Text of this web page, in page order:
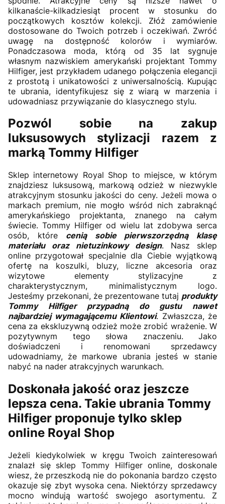
kilkanaście-kilkadziesiąt procent w stosunku do
początkowych kosztów kolekcji. Złóż zamówienie
dostosowane do Twoich potrzeb i oczekiwań. Zwróć
uwagę na dostępność kolorów i wymiarów.
Ponadczasowa moda, którą od 35 lat sygnuje
własnym nazwiskiem amerykański projektant Tommy
Hilfiger, jest przykładem udanego połączenia elegancji
z prostotą i unikatowości z uniwersalnością. Kupując
te ubrania, identyfikujesz się z wiarą w marzenia i
udowadniasz przywiązanie do klasycznego stylu.
Pozwól sobie na zakup
luksusowych stylizacji razem z
marką Tommy Hilfiger
Sklep internetowy Royal Shop to miejsce, w którym
znajdziesz luksusową, markową odzież w niezwykle
atrakcyjnym stosunku jakości do ceny. Jeżeli mowa o
markach premium, nie mogło wśród nich zabraknąć
amerykańskiego projektanta, znanego na całym
świecie. Tommy Hilfiger od wielu lat zdobywa serca
osób, które cenią sobie pierwszorzędną klasę
materiału oraz nietuzinkowy design. Nasz sklep
online przygotował specjalnie dla Ciebie wyjątkową
ofertę na koszulki, bluzy, liczne akcesoria oraz
wizytowe elementy stylizacyjne z
charakterystycznym, minimalistycznym logo.
Jesteśmy przekonani, że prezentowane tutaj produkty
Tommy Hilfiger przypadną do gustu nawet
najbardziej wymagającemu Klientowi. Zwłaszcza, że
cena za ekskluzywną odzież może zrobić wrażenie. W
pozytywnym tego słowa znaczeniu. Jako
doświadczeni i renomowani sprzedawcy
udowadniamy, że markowe ubrania jesteś w stanie
nabyć na nader atrakcyjnych warunkach.
Doskonała jakość oraz jeszcze
lepsza cena. Takie ubrania Tommy
Hilfiger proponuje tylko sklep
online Royal Shop
Jeżeli kiedykolwiek w kręgu Twoich zainteresowań
znalazł się sklep Tommy Hilfiger online, doskonale
wiesz, że przeszkodą nie do pokonania bardzo często
okazuje się zbyt wysoka cena. Niektórzy sprzedawcy
mocno windują wartość swojego asortymentu. Z